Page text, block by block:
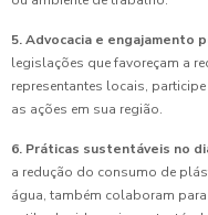
5. Advocacia e engajamento
legislações que favoreçam a
representantes locais,
as ações em sua região.
6. Práticas sustentáveis no
a redução do consumo de
água, também colaboram